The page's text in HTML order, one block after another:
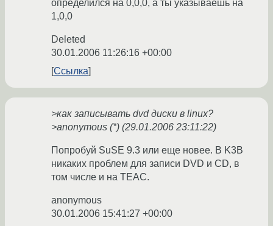
определился на 0,0,0, а ты указываешь на
1,0,0
Deleted
30.01.2006 11:26:16 +00:00
Ссылка
>как записывать dvd диски в linux?
>anonymous (*) (29.01.2006 23:11:22)
Попробуй SuSE 9.3 или еще новее. В K3B
никаких проблем для записи DVD и CD, в
том числе и на TEAC.
anonymous
30.01.2006 15:41:27 +00:00